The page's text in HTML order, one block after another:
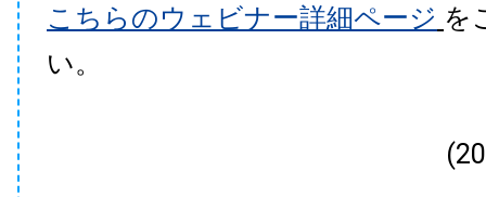
こちらのウェビナー詳細ページ を
い。